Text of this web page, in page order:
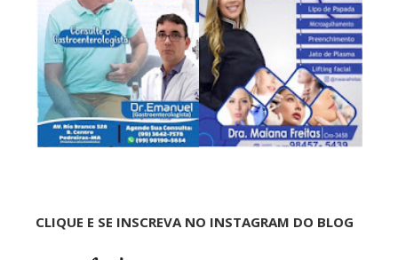
CLIQUE E SE INSCREVA NO INSTAGRAM DO BLOG